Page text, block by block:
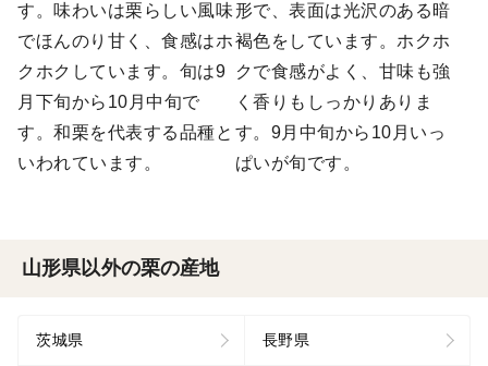
す。味わいは栗らしい風味
でほんのり甘く、食感はホ
クホクしています。旬は9
月下旬から10月中旬で
す。和栗を代表する品種と
いわれています。
形で、表面は光沢のある暗
褐色をしています。ホクホ
クで食感がよく、甘味も強
く香りもしっかりありま
す。9月中旬から10月いっ
ぱいが旬です。
山形県以外の栗の産地
茨城県 長野県